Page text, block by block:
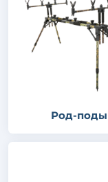
Род-поды